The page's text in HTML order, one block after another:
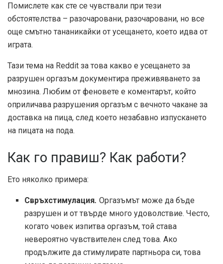
Помислете как сте се чувствали при тези
обстоятелства – разочаровани, разочаровани, но все
още смътно тананикайки от усещането, което идва от
играта.
Тази тема на Reddit за това какво е усещането за
разрушен оргазъм документира преживяването за
мнозина. Любим от феновете е коментарът, който
оприличава разрушения оргазъм с вечното чакане за
доставка на пица, след което незабавно изпускането
на пицата на пода.
Как го правиш? Как работи?
Ето няколко примера:
Свръхстимулация. Оргазъмът може да бъде
разрушен и от твърде много удоволствие. Често,
когато човек изпитва оргазъм, той става
невероятно чувствителен след това. Ако
продължите да стимулирате партньора си, това